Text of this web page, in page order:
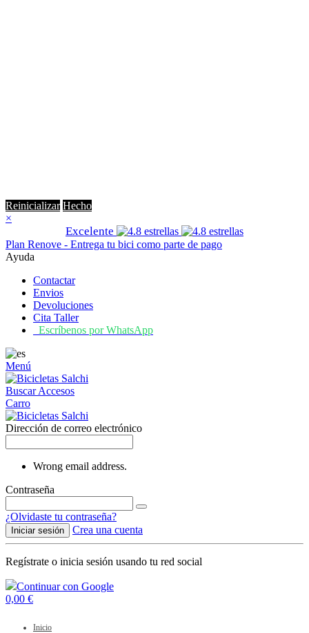
Reinicializar Hecho
×
Excelente
Plan Renove - Entrega tu bici como parte de pago
Ayuda
Contactar
Envios
Devoluciones
Cita Taller
Escríbenos por WhatsApp
Menú
Buscar Accesos
Carro
Dirección de correo electrónico
Wrong email address.
Contraseña
¿Olvidaste tu contraseña?
Iniciar sesión Crea una cuenta
Regístrate o inicia sesión usando tu red social
Continuar con Google
0,00 €
Inicio